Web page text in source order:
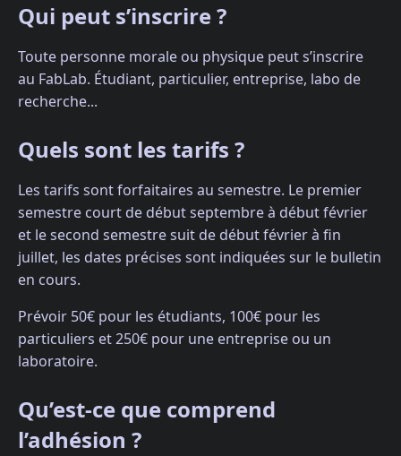
Qui peut s’inscrire ?
Toute personne morale ou physique peut s’inscrire
au FabLab. Étudiant, particulier, entreprise, labo de
recherche...
Quels sont les tarifs ?
Les tarifs sont forfaitaires au semestre. Le premier
semestre court de début septembre à début février
et le second semestre suit de début février à fin
juillet, les dates précises sont indiquées sur le bulletin
en cours.
Prévoir 50€ pour les étudiants, 100€ pour les
particuliers et 250€ pour une entreprise ou un
laboratoire.
Qu’est-ce que comprend
l’adhésion ?